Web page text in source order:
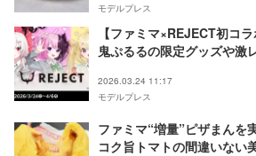
モデルプレス
【ファミマ×REJECT初コ
鬼ぷるるの限定グッズや激
2026.03.24 11:17
モデルプレス
ファミマ“増量”ピザまんを
コク旨トマトの間違いない